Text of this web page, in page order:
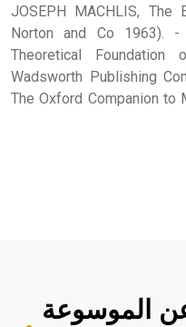
JOSEPH MACHLIS, The
Norton and Co 1963). -
Theoretical Foundation
Wadsworth Publishing
The Oxford Companion to
الموسوعة